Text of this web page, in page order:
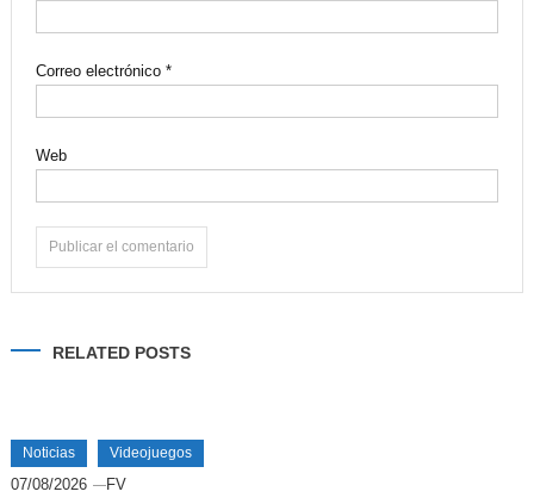
Correo electrónico *
Web
RELATED POSTS
Noticias Videojuegos
07/08/2026 FV